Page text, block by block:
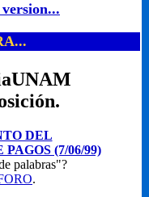
DEL
(7/06/99)
palabras"?
.